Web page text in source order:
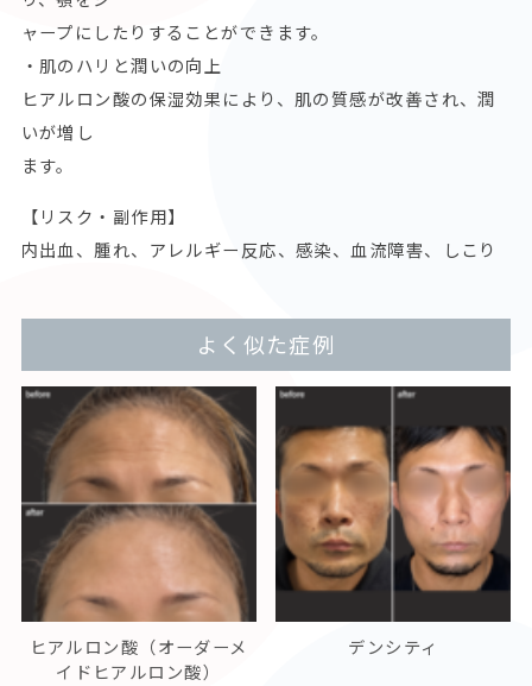
ャープにしたりすることができます。
・肌のハリと潤いの向上
ヒアルロン酸の保湿効果により、肌の質感が改善され、潤
いが増し
ます。
【リスク・副作用】
内出血、腫れ、アレルギー反応、感染、血流障害、しこり
よく似た症例
ヒアルロン酸（オーダーメ
イドヒアルロン酸）
デンシティ